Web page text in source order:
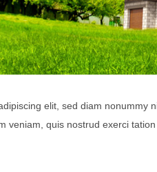
elit, sed diam nonummy
veniam, quis nostrud exerci